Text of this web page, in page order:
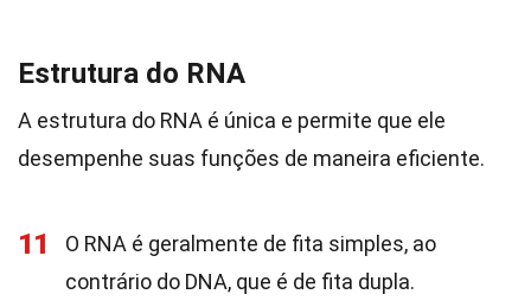
Estrutura do RNA
A estrutura do RNA é única e permite que ele
desempenhe suas funções de maneira eficiente.
11
O RNA é geralmente de fita simples, ao
contrário do DNA, que é de fita dupla.